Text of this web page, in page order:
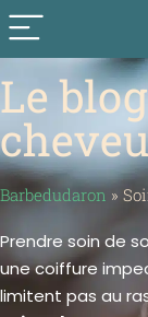
Le
Barbedudaron »
Prendre soin de
une coiffure
limitent pas au